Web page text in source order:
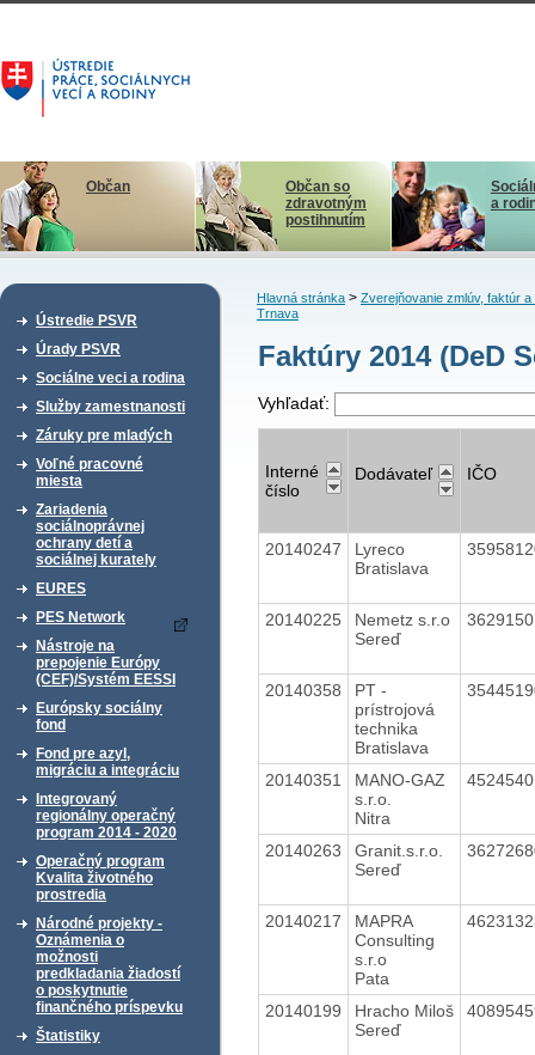
Občan
Občan so
zdravotným
postihnutím
a
Ústredie PSVR
Úrady PSVR
Sociálne veci a rodina
Služby zamestnanosti
Záruky pre mladých
Voľné pracovné
miesta
Zariadenia
sociálnoprávnej
ochrany detí a
sociálnej kurately
EURES
PES Network
Nástroje na
prepojenie Európy
(CEF)/Systém EESSI
Európsky sociálny
fond
Fond pre azyl,
migráciu a integráciu
Integrovaný
regionálny operačný
program 2014 - 2020
Operačný program
Kvalita životného
prostredia
Národné projekty -
Oznámenia o
možnosti
predkladania žiadostí
o poskytnutie
finančného príspevku
Štatistiky
Hlavná stránka> Zverejňovanie zmlúv, faktúr a
Trnava
Faktúry 2014 (DeD
Vyhľadať:
Interné
číslo
Dodávateľ IČO
20140247
Lyreco
Bratislava
20140225
Nemetz s.r.o
Sereď
20140358
PT -
prístrojová
technika
Bratislava
20140351
MANO-GAZ
s.r.o.
Nitra
20140263
Granit.s.r.o.
Sereď
20140217
MAPRA
Consulting
s.r.o
Pata
20140199
Hracho Miloš
Sereď